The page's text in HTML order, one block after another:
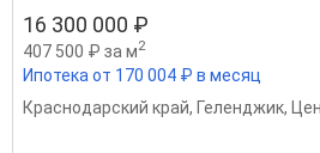
16 300 000 ₽
407 500 ₽ за м2
Ипотека от 170 004 ₽ в месяц
Краснодарский край, Геленджик,